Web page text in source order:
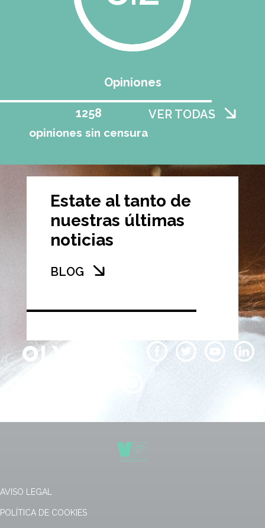
Opiniones
opiniones sin censura
1258 VER TODAS
Estate al tanto de
nuestras últimas
noticias
BLOG
AVISO LEGAL
POLÍTICA DE COOKIES